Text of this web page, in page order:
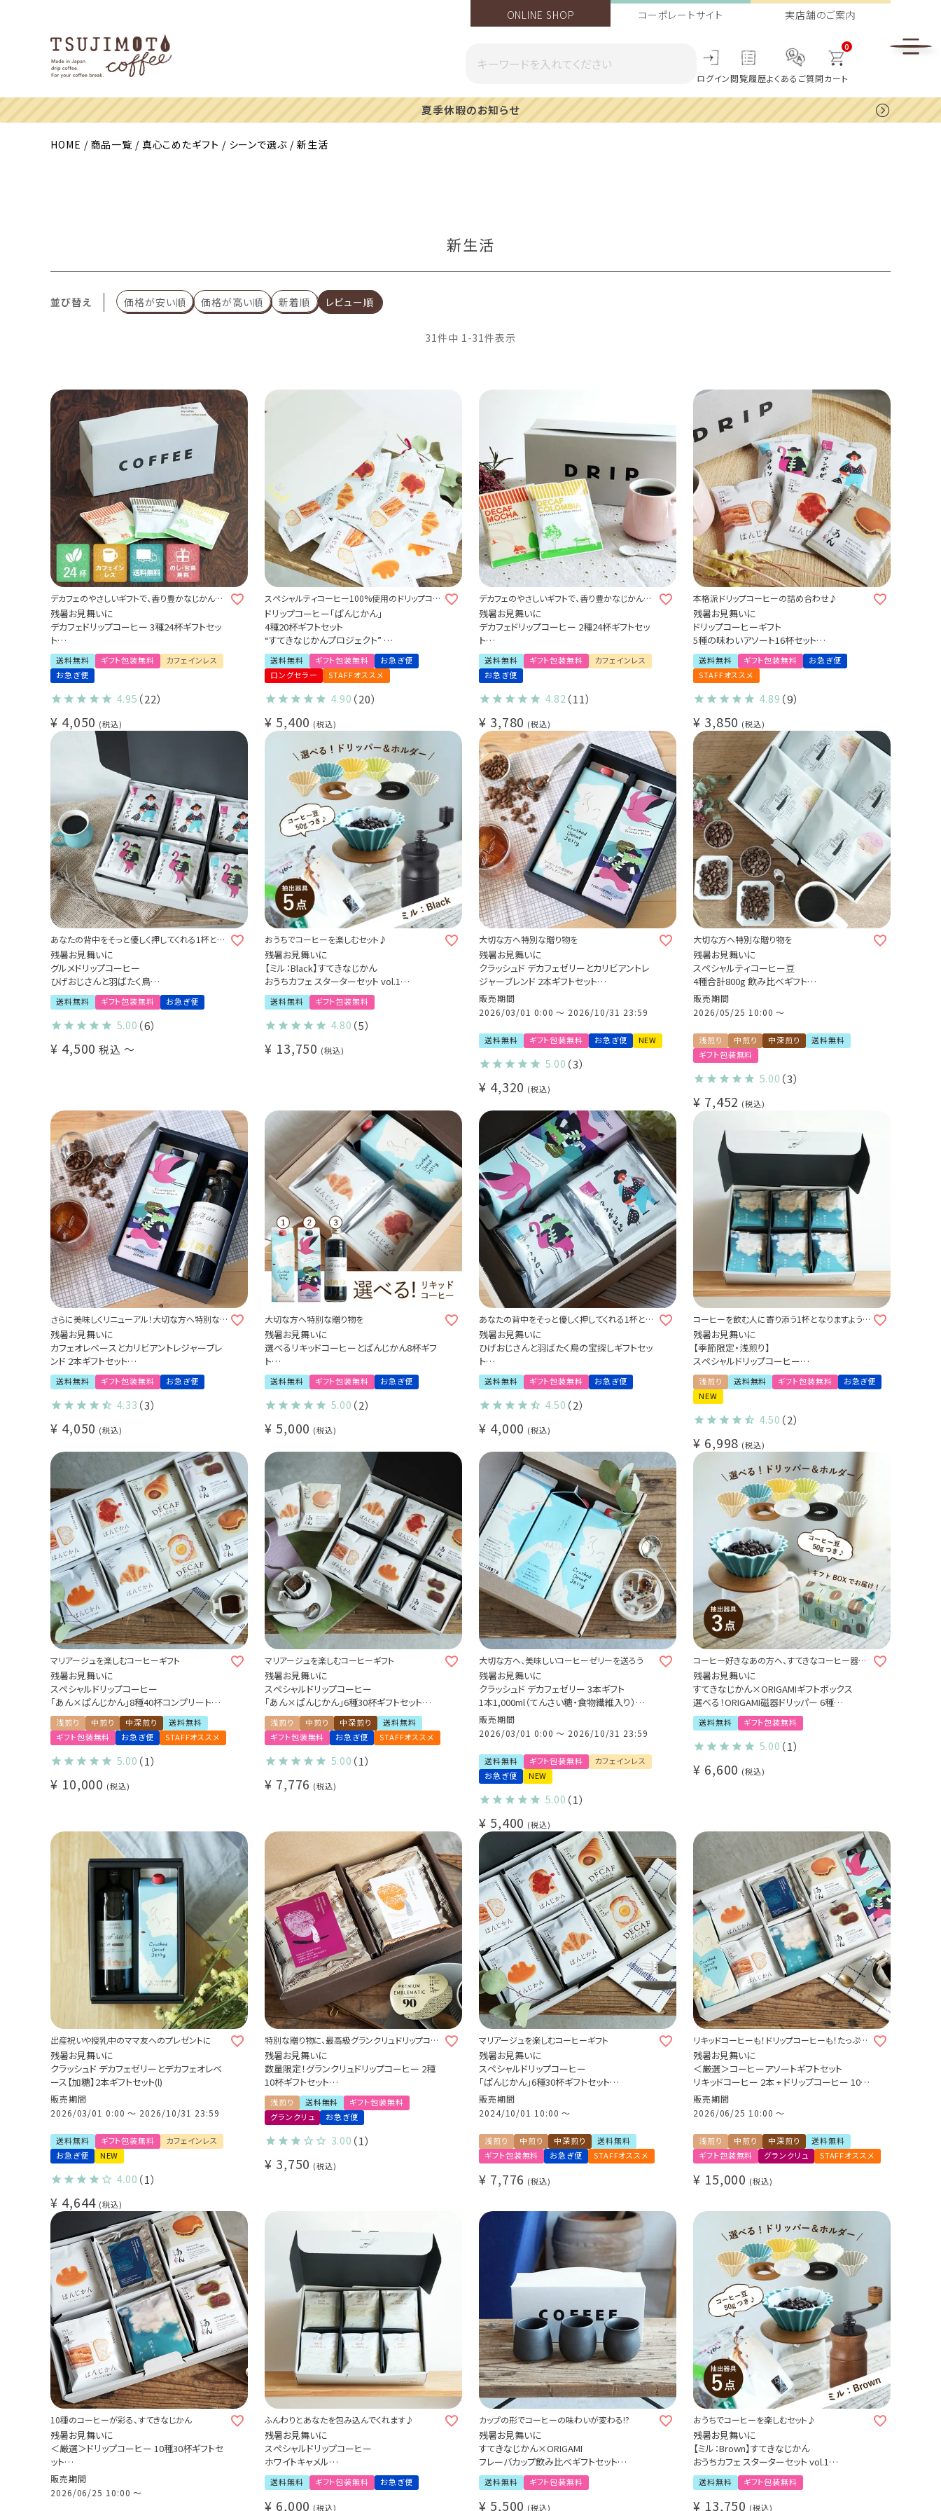
ONLINE SHOP コーポレートサイト 実店舗のご案内
ログイン閲覧履歴よくあるご質問
0
カート
一部地域への配送遅延のご案内
HOME 商品一覧 真心こめたギフト シーンで選ぶ 新生活
新生活
並び替え 価格が安い順 価格が高い順 新着順 レビュー順
31件中 1-31件表示
デカフェのやさしいギフトで、香り豊かなじかんを
贈ろう。
残暑お見舞いに
デカフェドリップコーヒー 3種24杯ギフトセッ
ト
カフェインレス 送料無料
出産祝い 御祝 プチギフト (dc)
送料無料 ギフト包装無料
カフェインレス
お急ぎ便
4.95 （22）
¥ 4,050 税込
スペシャルティコーヒー100%使用のドリップコー
ヒー
ドリップコーヒー「ぱんじかん」
4種20杯ギフトセット
“すてきなじかんプロジェクト”
スペシャルティコーヒー豆使用
パン好きのためのギフトセット (sdc)
送料無料 ギフト包装無料
お急ぎ便
ロングセラー
STAFFオススメ
4.90 （20）
¥ 5,400 税込
デカフェのやさしいギフトで、香り豊かなじかんを
贈ろう。
残暑お見舞いに
デカフェドリップコーヒー 2種24杯ギフトセッ
ト
カフェインレス 送料無料
出産祝い 御祝 い プチギフト (dc)
送料無料 ギフト包装無料
カフェインレス
お急ぎ便
4.82 （11）
¥ 3,780 税込
本格派ドリップコーヒーの詰め合わせ♪
残暑お見舞いに
ドリップコーヒーギフト
5種の味わいアソート16杯セット
送料無料
送料無料 ギフト包装無料
お急ぎ便
STAFFオススメ
4.89 （9）
¥ 3,850 税込
あなたの背中をそっと優しく押してくれる1杯とな
りますように
残暑お見舞いに
グルメドリップコーヒー
ひげおじさんと羽ばたく鳥
2種詰め合わせギフト（2種18袋 / 2種27袋）
Qグレーダー厳選 スペシャルティコーヒー豆
使用
送料無料 ギフト包装無料 お急ぎ便
5.00 （6）
¥ 4,500 税込 〜
おうちでコーヒーを楽しむセット♪
残暑お見舞いに
【ミル：Black】すてきなじかん
おうちカフェ スターターセット vol.1
選べる！ORIGAMI磁器ドリッパー 6種
選べる！専用ホルダー 3種
コーヒー抽出器具5点セット（手挽きミル / サ
ーバー / フィルター）
1～2杯用 / コーヒー豆 50g付き
送料無料 ギフト包装無料
4.80 （5）
¥ 13,750 税込
大切な方へ特別な贈り物を
残暑お見舞いに
クラッシュド デカフェゼリーとカリビアントレ
ジャーブレンド 2本ギフトセット
特別なコーヒーギフト Qグレーダー厳選 スペ
シャルティコーヒー豆使用
アイスコーヒー コーヒーゼリー
プレゼント(l)
販売期間
2026/03/01 0:00〜 2026/10/31 23:59
送料無料 ギフト包装無料 お急ぎ便 NEW
5.00 （3）
¥ 4,320 税込
大切な方へ特別な贈り物を
残暑お見舞いに
スペシャルティコーヒー豆
4種合計800g 飲み比べギフト
自家焙煎 煎りたて新鮮 贈り物に
販売期間
2026/05/25 10:00〜
浅煎り 中煎り 中深煎り
送料無料
ギフト包装無料
5.00 （3）
¥ 7,452 税込
さらに美味しくリニューアル！大切な方へ特別な
贈り物を
残暑お見舞いに
カフェオレベースとカリビアントレジャーブレ
ンド 2本ギフトセット
特別なコーヒーギフト Qグレーダー厳選 スペ
シャルティコーヒー豆使用
アイスコーヒー カフェオレ(l)
送料無料 ギフト包装無料 お急ぎ便
4.33 （3）
¥ 4,050 税込
大切な方へ特別な贈り物を
残暑お見舞いに
選べるリキッドコーヒーとぱんじかん8杯ギフ
ト
飲むコーヒーゼリー / アイスコーヒー / カフェ
オレの素 / ドリップコーヒー
特別なコーヒーギフト Qグレーダー厳選 スペ
シャルティコーヒー豆使用 (dl)
送料無料 ギフト包装無料 お急ぎ便
5.00 （2）
¥ 5,000 税込
あなたの背中をそっと優しく押してくれる1杯とな
りますように
残暑お見舞いに
ひげおじさんと羽ばたく鳥の宝探しギフトセッ
ト
アイスコーヒー1本 & ドリップコーヒー2種
詰め合わせギフトセット
カリビアントレジャーブレンド
マンボビピ ヨウソロー (dl)
送料無料 ギフト包装無料 お急ぎ便
4.50 （2）
¥ 4,000 税込
コーヒーを飲む人に寄り添う1杯となりますよう
に
残暑お見舞いに
【季節限定・浅煎り】
スペシャルドリップコーヒー
第41弾 雨あがりのじかん 36杯ギフトセット -
驟雨 -
コスタリカ ケブラダ・グランデ農園
浅煎り 送料無料 ギフト包装無料
お急ぎ便
NEW
4.50 （2）
¥ 6,998 税込
マリアージュを楽しむコーヒーギフト
残暑お見舞いに
スペシャルドリップコーヒー
「あん×ぱんじかん」8種40杯コンプリートギフ
トセット
（あんじかん 2種10杯＋デカフェぱんじかん 2
種10杯＋ぱんじかん 4種20杯）
あんこに合う珈琲 パンに合う珈琲 プレゼント
贈り物 アソートセット
浅煎り 中煎り 中深煎り
送料無料
ギフト包装無料
お急ぎ便 STAFFオススメ
5.00 （1）
¥ 10,000 税込
マリアージュを楽しむコーヒーギフト
残暑お見舞いに
スペシャルドリップコーヒー
「あん×ぱんじかん」6種30杯ギフトセット
（あんこに合う珈琲 2種10杯＋パンに合う珈
琲 4種20杯）
プレゼント 贈り物 アソートセット
浅煎り 中煎り 中深煎り
送料無料
ギフト包装無料
お急ぎ便 STAFFオススメ
5.00 （1）
¥ 7,776 税込
大切な方へ、美味しいコーヒーゼリーを送ろう
残暑お見舞いに
クラッシュド デカフェゼリー 3本ギフト
1本1,000ml（てんさい糖・食物繊維入り）
カフェインレス コーヒー ノンカフェイン 送料
無料
飲むコーヒーゼリー 良く振ってお召し上がり
下さい(l)
販売期間
2026/03/01 0:00〜 2026/10/31 23:59
送料無料 ギフト包装無料
カフェインレス
お急ぎ便
NEW
5.00 （1）
¥ 5,400 税込
コーヒー好きなあの方へ、すてきなコーヒー器具
を贈りませんか。
残暑お見舞いに
すてきなじかん×ORIGAMIギフトボックス
選べる！ORIGAMI磁器ドリッパー 6種
選べる！専用ホルダー 3種
コーヒー抽出器具3点セット（1～2杯用）
Kalita コーヒーサーバー jug400
コーヒー豆（中挽き）のおまけつき
誕生日 プレゼント
送料無料 ギフト包装無料
5.00 （1）
¥ 6,600 税込
出産祝いや授乳中のママ友へのプレゼントに
残暑お見舞いに
クラッシュド デカフェゼリーとデカフェオレベ
ース【加糖】2本ギフトセット(l)
販売期間
2026/03/01 0:00〜 2026/10/31 23:59
送料無料 ギフト包装無料
カフェインレス
お急ぎ便
NEW
4.00 （1）
¥ 4,644 税込
特別な贈り物に、最高級グランクリュドリップコー
ヒーギフト
残暑お見舞いに
数量限定！グランクリュドリップコーヒー 2種
10杯ギフトセット
Cup of Excellence 2024 ペルー 25位
ホンジュラス オスマンサス農園
浅煎り 送料無料
ギフト包装無料
グランクリュ
お急ぎ便
3.00 （1）
¥ 3,750 税込
マリアージュを楽しむコーヒーギフト
残暑お見舞いに
スペシャルドリップコーヒー
「ぱんじかん」6種30杯ギフトセット
（カフェインレスコーヒー 2種10杯＋スペシャ
ルティコーヒー 4種20杯）
パンに合う珈琲 プレゼント 贈り物 アソートセ
ット
販売期間
2024/10/01 10:00〜
浅煎り 中煎り 中深煎り
送料無料
ギフト包装無料
お急ぎ便 STAFFオススメ
¥ 7,776 税込
リキッドコーヒーも！ドリップコーヒーも！たっぷり
詰め合わせました♪
残暑お見舞いに
＜厳選＞コーヒーアソートギフトセット
リキッドコーヒー 2本 + ドリップコーヒー 10種
30杯
クラッシュドデカフェゼリー カリビアントレジ
ャーブレンド
グランクリュ スペシャルティ
数量限定 期間限定 送料無料
販売期間
2026/06/25 10:00〜
浅煎り 中煎り 中深煎り
送料無料
ギフト包装無料
グランクリュ STAFFオススメ
¥ 15,000 税込
10種のコーヒーが彩る、すてきなじかん
残暑お見舞いに
＜厳選＞ドリップコーヒー 10種30杯ギフトセ
ット
スペシャルティコーヒー豆使用 COE受賞 グラ
ンクリュ スペシャルティ
数量限定 期間限定 送料無料
販売期間
2026/06/25 10:00〜
ふんわりとあなたを包み込んでくれます♪
残暑お見舞いに
スペシャルドリップコーヒー
ホワイトキャメル
30杯ギフトセット
送料無料 ギフト包装無料 お急ぎ便
¥ 6,000 税込
カップの形でコーヒーの味わいが変わる!?
残暑お見舞いに
すてきなじかん×ORIGAMI
フレーバカップ飲み比べギフトセット
Tasting Gift Set マットブラック
おまけのスペシャルティコーヒー豆付き
アロマフレーバーカップ
送料無料 ギフト包装無料
¥ 5,500 税込
おうちでコーヒーを楽しむセット♪
残暑お見舞いに
【ミル：Brown】すてきなじかん
おうちカフェ スターターセット vol.1
選べる！ORIGAMI磁器ドリッパー 6種
選べる！専用ホルダー 3種
コーヒー抽出器具5点セット（手挽きミル / サ
送料無料 ギフト包装無料
¥ 13,750 税込